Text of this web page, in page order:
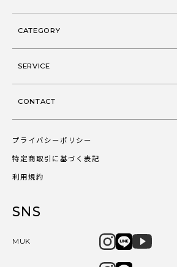
CATEGORY
SERVICE
CONTACT
プライバシーポリシー
特定商取引に基づく表記
利用規約
SNS
MUK